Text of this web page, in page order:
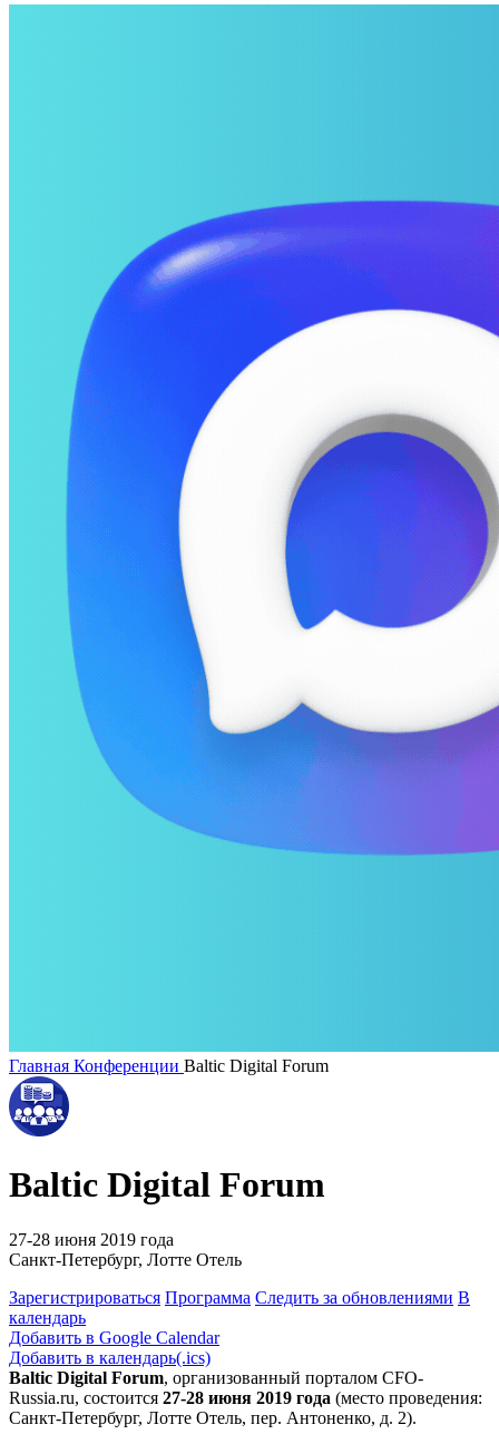
Главная Конференции Baltic Digital Forum
Baltic Digital Forum
27-28 июня 2019 года
Санкт-Петербург, Лотте Отель
Зарегистрироваться Программа Следить за обновлениями В
календарь
Добавить в Google Calendar
Добавить в календарь(.ics)
Baltic Digital Forum, организованный порталом CFO-
Russia.ru, состоится 27-28 июня 2019 года (место проведения:
Санкт-Петербург, Лотте Отель, пер. Антоненко, д. 2).